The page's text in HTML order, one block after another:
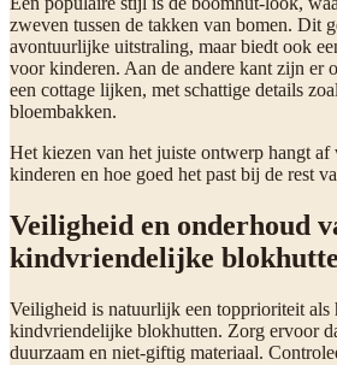
zweven tussen de takken van bomen. Dit
avontuurlijke uitstraling, maar biedt ook
voor kinderen. Aan de andere kant zijn er
een cottage lijken, met schattige details
bloembakken.
Het kiezen van het juiste ontwerp hangt af
kinderen en hoe goed het past bij de rest
Veiligheid en onderhoud
kindvriendelijke
Veiligheid is natuurlijk een topprioriteit als
kindvriendelijke blokhutten. Zorg ervoor
duurzaam en niet-giftig materiaal.